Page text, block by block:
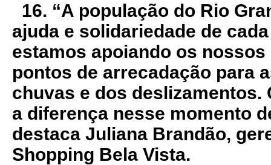
16. “A população do Rio
ajuda e solidariedade de
estamos apoiando os
pontos de arrecadação para
chuvas e dos deslizamentos.
a diferença nesse momento
destaca Juliana Brandão,
Shopping Bela Vista.